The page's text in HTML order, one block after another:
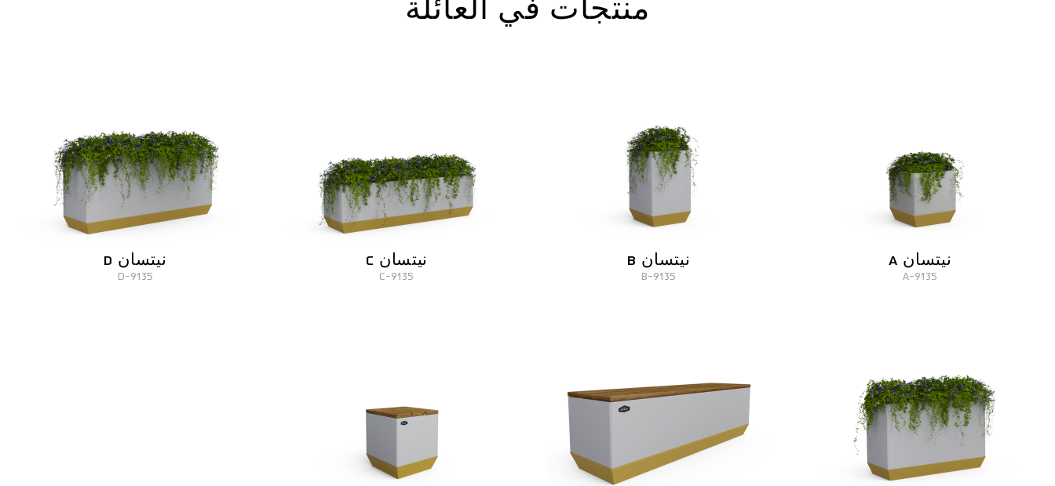
منتجات في العائلة
نيتسان A
9135-A
نيتسان B
9135-B
نيتسان C
9135-C
نيتسان D
9135-D